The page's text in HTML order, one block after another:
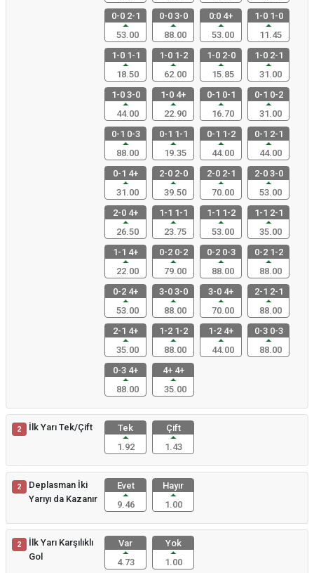
0-0 2-1
53.00
0-0 3-0
88.00
0:0 4+
53.00
1-0 1-0
11.45
1-0 1-1
18.50
1-0 1-2
62.00
1-0 2-0
15.85
1-0 2-1
31.00
1-0 3-0
44.00
1-0 4+
22.90
0-1 0-1
16.70
0-1 0-2
31.00
0-1 0-3
88.00
0-1 1-1
19.35
0-1 1-2
44.00
0-1 2-1
44.00
0-1 4+
31.00
2-0 2-0
39.50
2-0 2-1
70.00
2-0 3-0
53.00
2-0 4+
26.50
1-1 1-1
23.75
1-1 1-2
53.00
1-1 2-1
35.00
1-1 4+
22.00
0-2 0-2
79.00
0-2 0-3
88.00
0-2 1-2
88.00
0-2 4+
53.00
3-0 3-0
88.00
3-0 4+
70.00
2-1 2-1
88.00
2-1 4+
35.00
1-2 1-2
88.00
1-2 4+
44.00
0-3 0-3
88.00
0-3 4+
88.00
4+ 4+
35.00
2 İlk Yarı Tek/Çift
Tek
1.92
Çift
1.43
2
Deplasman İki
Yarıyı da Kazanır
Evet
9.46
Hayır
1.00
2
İlk Yarı Karşılıklı
Gol
Var
4.73
Yok
1.00